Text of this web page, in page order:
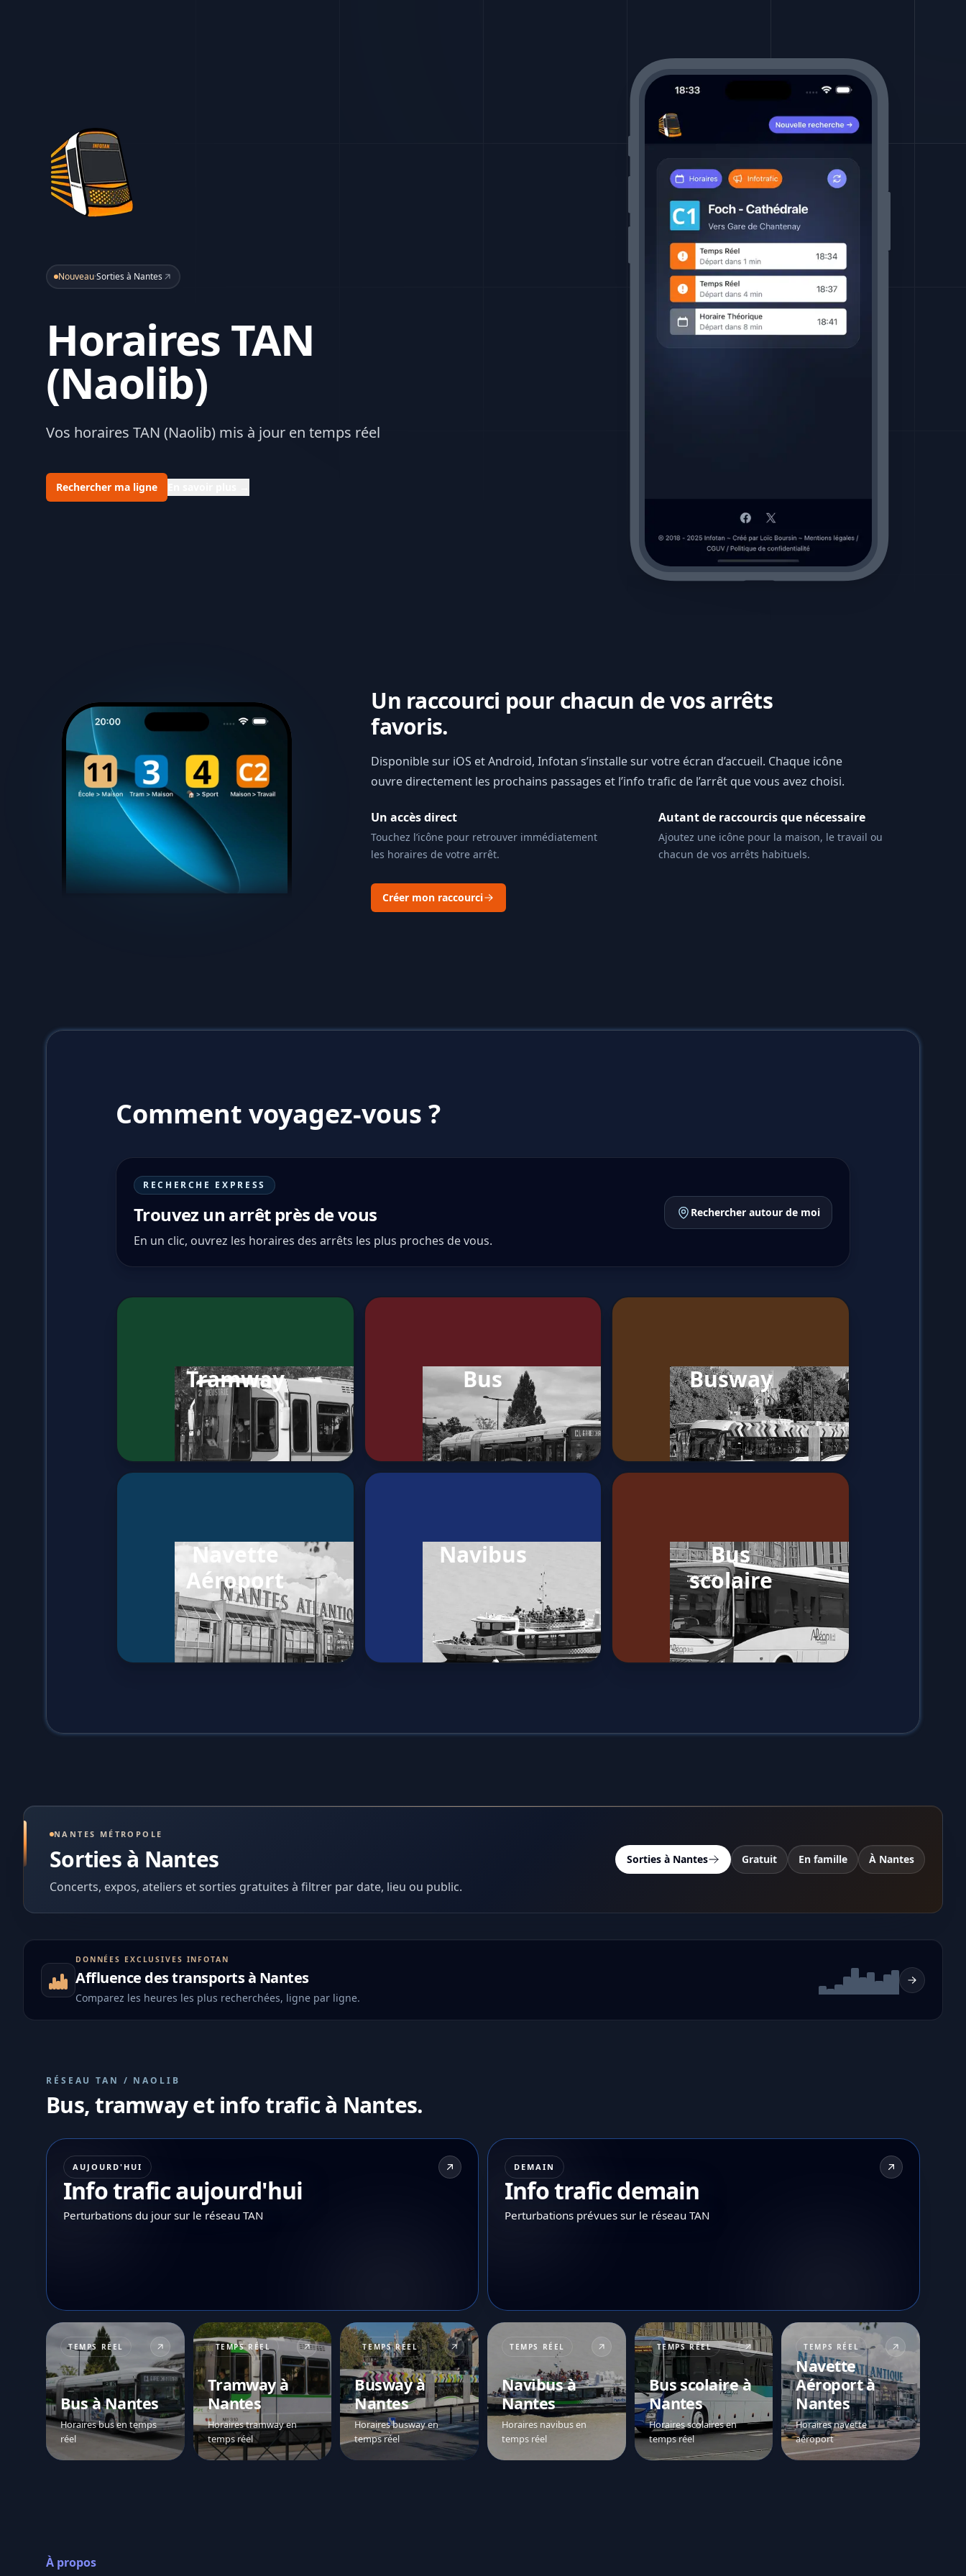
Nouveau·Sorties à Nantes
Horaires TAN
(Naolib)
Vos horaires TAN (Naolib) mis à jour en temps réel
Rechercher ma ligne
Un raccourci pour chacun de vos arrêts
favoris.
Disponible sur iOS et Android, Infotan s’installe sur votre écran d’accueil. Chaque icône
ouvre directement les prochains passages et l’info trafic de l’arrêt que vous avez choisi.
Un accès direct
Touchez l’icône pour retrouver immédiatement
les horaires de votre arrêt.
Autant de raccourcis que nécessaire
Ajoutez une icône pour la maison, le travail ou
chacun de vos arrêts habituels.
Créer mon raccourci
Comment voyagez-vous ?
RECHERCHE EXPRESS
Trouvez un arrêt près de vous
En un clic, ouvrez les horaires des arrêts les plus proches de vous.
Rechercher autour de moi
Tramway Bus Busway
Navette
Aéroport
Navibus
Bus
scolaire
NANTES MÉTROPOLE
Sorties à Nantes
Concerts, expos, ateliers et sorties gratuites à filtrer par date, lieu ou public.
Sorties à Nantes Gratuit En famille À Nantes
DONNÉES EXCLUSIVES INFOTAN
Affluence des transports à Nantes
Comparez les heures les plus recherchées, ligne par ligne.
RÉSEAU TAN / NAOLIB
Bus, tramway et info trafic à Nantes.
AUJOURD'HUI
Info trafic aujourd'hui
Perturbations du jour sur le réseau TAN
DEMAIN
Info trafic demain
Perturbations prévues sur le réseau TAN
TEMPS RÉEL
Bus à Nantes
Horaires bus en temps
réel
TEMPS RÉEL
Tramway à
Nantes
Horaires tramway en
temps réel
TEMPS RÉEL
Busway à
Nantes
Horaires busway en
temps réel
TEMPS RÉEL
Navibus à
Nantes
Horaires navibus en
temps réel
TEMPS RÉEL
Bus scolaire à
Nantes
Horaires scolaires en
temps réel
TEMPS RÉEL
Navette
Aéroport à
Nantes
Horaires navette
aéroport
À propos